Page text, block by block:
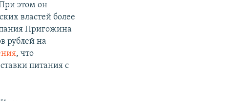
этом он
властей более
Пригожина
рублей на
, что
питания с